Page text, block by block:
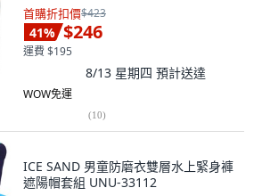
首購折扣價$423
41% $246
運費 $195
8/13 星期四 預計送達
WOW免運
(10)
ICE SAND 男童防磨衣雙層水上緊身褲
遮陽帽套組 UNU-33112